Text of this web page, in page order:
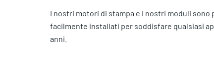
I nostri motori di stampa e i nostri moduli
facilmente installati per soddisfare qualsiasi
anni.